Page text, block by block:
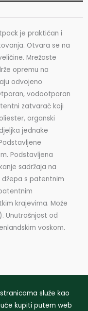
je praktičan i
Otvara se na
Mrežaste
opremu na
odvojeno
vodootporan
zatvarač koji
organski
jednake
Podstavljena
sadržaja na
džepa s patentnim
krajevima. Može
Unutrašnjost od
voskom.
služe kao
kupiti putem web